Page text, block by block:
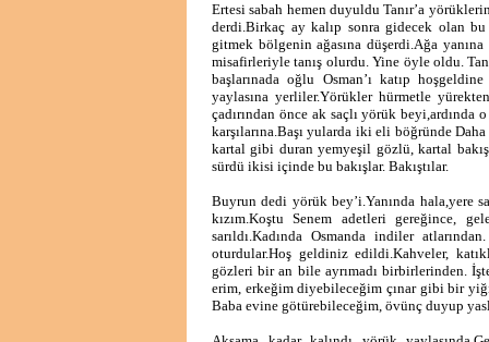
Ertesi sabah hemen duyuldu Tanır’a
derdi.Birkaç ay kalıp sonra gidecek olan
gitmek bölgenin ağasına düşerdi.Ağa
misafirleriyle tanış olurdu. Yine öyle oldu.
başlarınada oğlu Osman’ı katıp
yaylasına yerliler.Yörükler hürmetle
çadırından önce ak saçlı yörük
karşılarına.Başı yularda iki eli böğründe
kartal gibi duran yemyeşil gözlü, kartal
sürdü ikisi içinde bu bakışlar. Bakıştılar.
Buyrun dedi yörük bey’i.Yanında hala,yere
kızım.Koştu Senem adetleri gereğince,
sarıldı.Kadında Osmanda indiler
oturdular.Hoş geldiniz edildi.Kahveler,
gözleri bir an bile ayrımadı birbirlerinden.
erim, erkeğim diyebileceğim çınar gibi bir
Baba evine götürebileceğim, övünç duyup